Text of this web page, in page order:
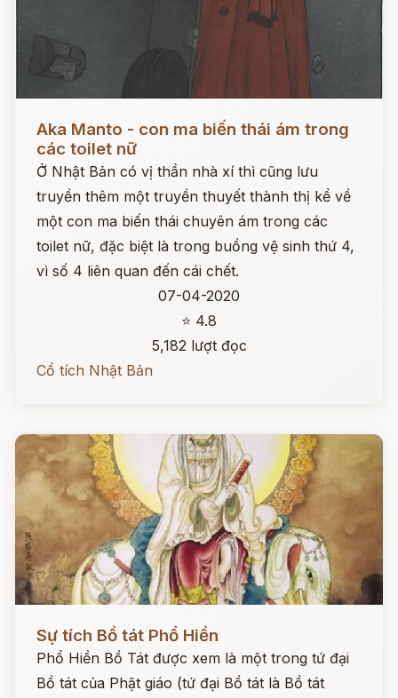
Aka Manto - con ma biến thái ám trong
các toilet nữ
Ở Nhật Bản có vị thần nhà xí thì cũng lưu
truyền thêm một truyền thuyết thành thị kể về
một con ma biến thái chuyên ám trong các
toilet nữ, đặc biệt là trong buồng vệ sinh thứ 4,
vì số 4 liên quan đến cái chết.
07-04-2020
⭐ 4.8
5,182 lượt đọc
Cổ tích Nhật Bản
Sự tích Bồ tát Phổ Hiền
Phổ Hiền Bồ Tát được xem là một trong tứ đại
Bồ tát của Phật giáo (tứ đại Bồ tát là Bồ tát